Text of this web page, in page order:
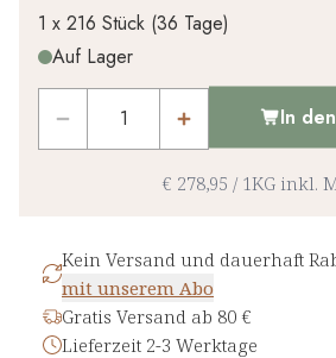
1 x 216 Stück (36 Tage)
Auf Lager
In
€ 278,95 / 1KG inkl.
Kein Versand und dauerhaft
mit unserem Abo
Gratis Versand ab 80 €
Lieferzeit 2-3 Werktage